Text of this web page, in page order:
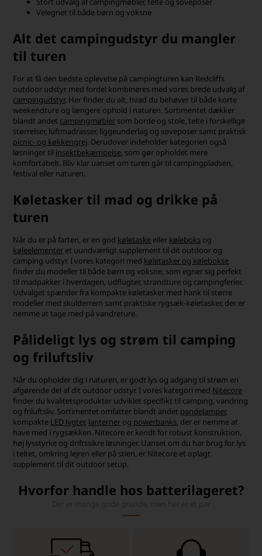
Velegnet til både børn og voksne
Alt det campingudstyr du mangler
til turen
For at få den bedste oplevelse på campingturen kan Redcliffs
outdoor udstyr med fordel kombineres med vores brede udvalg af
campingudstyr. Her finder du alt, hvad du behøver til både korte
weekendture og længere ophold i naturen. Sortimentet dækker
blandt andet campingmøbler som borde og stole, telte i forskellige
størrelser, luftmadrasser, liggeunderlag og soveposer samt praktisk
picnic- og køkkengrej. Derudover indeholder kategorien også
løsninger til insektbekæmpelse, som gør opholdet mere
komfortabelt. Bliv klar uanset om turen går til campingpladsen,
festival eller naturen.
Køletasker til mad og drikke på
turen
Når du er på farten, er en god køletaske eller køleboks og
køleelementer et uundværligt supplement til dit outdoor og
camping udstyr. I vores kategori med køletasker og kølebokse
finder du modeller til både børn og voksne, som egner sig perfekt
til madpakker i hverdagen, udflugter, strandture og campingferier.
Udvalget spænder fra kompakte køletasker med hank til større
modeller med skulderrem samt praktiske rygsæk-køletasker, der er
nemme at tage med på vandreture.
Pålideligt lys og strøm til camping
og friluftsliv
Når du opholder dig i naturen, er godt lys og adgang til strøm en
afgørende del af dit outdoor udstyr. I vores kategori med Nitecore
finder du kvalitetsprodukter udviklet specifikt til camping, vandring
og friluftsliv. Sortimentet omfatter blandt andet pandelamper,
kompakte LED lygter, lanterner og powerbanks, der er nemme at
have med i rygsækken. Nitecore er kendt for robust konstruktion,
høj lysstyrke og driftssikre løsninger. Uanset om du har brug for lys
i teltet, omkring lejren eller på stien, er Nitecore et oplagt
supplement til dit outdoor setup.
Hvorfor handle hos batterilageret?